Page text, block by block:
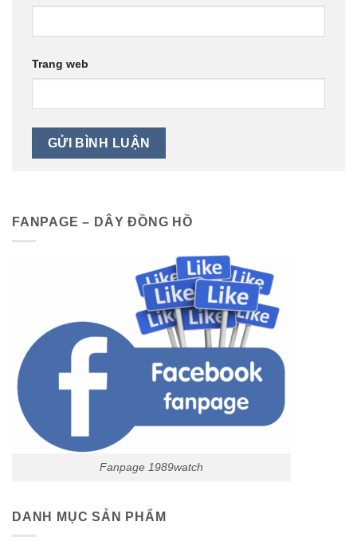
Trang web
FANPAGE – DÂY ĐỒNG HỒ
Fanpage 1989watch
DANH MỤC SẢN PHẨM